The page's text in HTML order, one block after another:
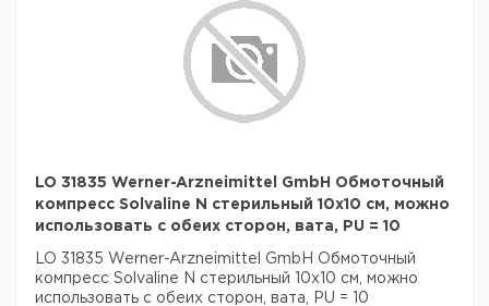
LO 31835 Werner-Arzneimittel GmbH Обмоточный
компресс Solvaline N стерильный 10x10 см, можно
использовать с обеих сторон, вата, PU = 10
LO 31835 Werner-Arzneimittel GmbH Обмоточный
компресс Solvaline N стерильный 10x10 см, можно
использовать с обеих сторон, вата, PU = 10